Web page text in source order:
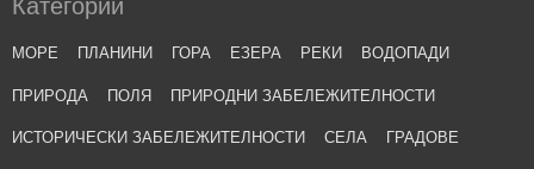
Категории
МОРЕ ПЛАНИНИ ГОРА ЕЗЕРА РЕКИ ВОДОПАДИ
ПРИРОДА ПОЛЯ ПРИРОДНИ ЗАБЕЛЕЖИТЕЛНОСТИ
ИСТОРИЧЕСКИ ЗАБЕЛЕЖИТЕЛНОСТИ СЕЛА ГРАДОВЕ